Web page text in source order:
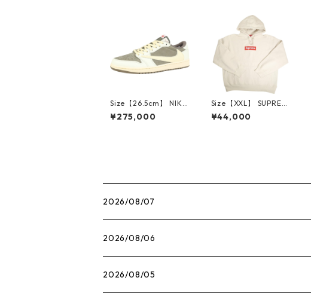
Size【26.5cm】 NIKE
ナイキ ×Travis Scott
AIR JORDAN 1 LOW
¥275,000
Size【XXL】 SUPREM
E シュプリーム 24AW
Box Logo Hooded Sw
¥44,000
2026/08/07
2026/08/06
2026/08/05